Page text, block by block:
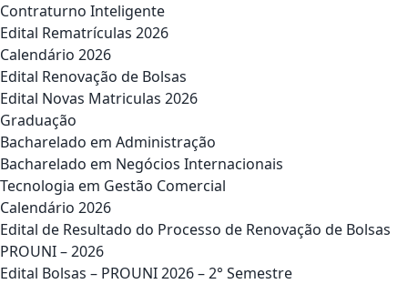
Contraturno Inteligente
Edital Rematrículas 2026
Calendário 2026
Edital Renovação de Bolsas
Edital Novas Matriculas 2026
Graduação
Bacharelado em Administração
Bacharelado em Negócios Internacionais
Tecnologia em Gestão Comercial
Calendário 2026
Edital de Resultado do Processo de Renovação de Bolsas
PROUNI – 2026
Edital Bolsas – PROUNI 2026 – 2° Semestre